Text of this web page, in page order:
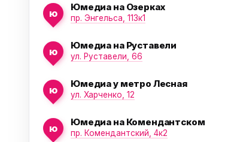
ю
Юмедиа на Озерках
пр. Энгельса, 113к1
ю
Юмедиа на Руставели
ул. Руставели, 66
ю
Юмедиа у метро Лесная
ул. Харченко, 12
ю
Юмедиа на Комендантском
пр. Комендантский, 4к2